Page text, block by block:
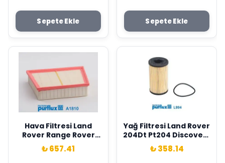
Ar Xf I X250 Xj X351 Xf
Sportbrake X250 X260
Contalı Psa LR105956-
JDE36141
Sepete Ekle
11422244332-STC2180-
650303
Sepete Ekle
Hava Filtresi Land
Rover Range Rover
Evoque L551 L538
Discovery Sport L550
₺ 657.41
Yağ Filtresi Land Rover
204Dt Pt204 Discovery
L462 L550 Defender
L663 Range Rover L494
₺ 358.14